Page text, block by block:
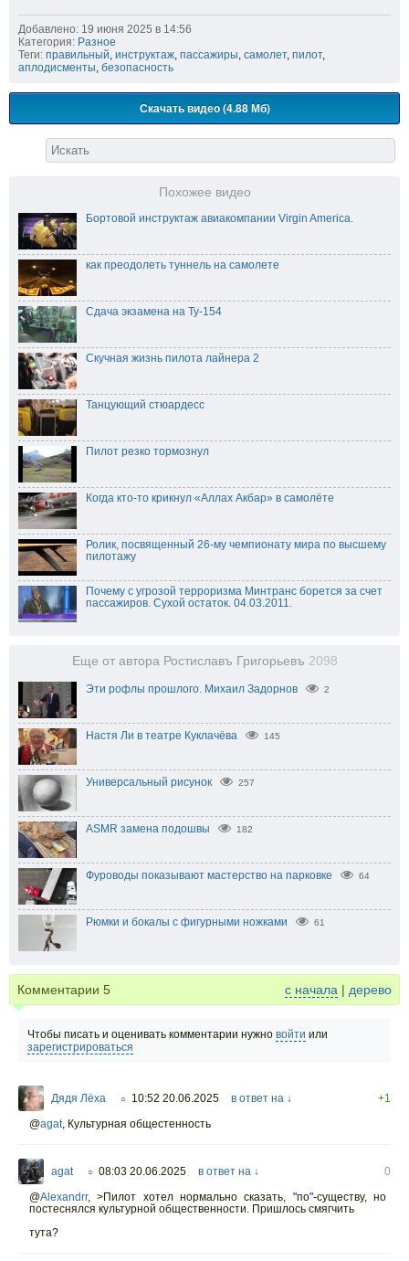
Добавлено: 19 июня 2025 в 14:56
Категория: Разное
Теги: правильный инструктаж пассажиры самолет, пилот,
аплодисменты безопасность
Скачать видео (4.88 Мб)
Похожее видео
Бортовой инструктаж авиакомпании Virgin America.
как преодолеть туннель на самолете
Сдача экзамена на Ту-154
Скучная жизнь пилота лайнера 2
Танцующий стюардесс
Пилот резко тормознул
Когда кто-то крикнул «Аллах Акбар» в самолёте
Ролик, посвященный 26-му чемпионату мира по высшему
пилотажу
Почему с угрозой терроризма Минтранс борется за счет
пассажиров. Сухой остаток. 04.03.2011.
Еще от автора Ростиславъ Григорьевъ 2098
Эти рофлы прошлого. Михаил Задорнов 2
Настя Ли в театре Куклачёва 145
Универсальный рисунок 257
ASMR замена подошвы 182
Фуроводы показывают мастерство на парковке 64
Рюмки и бокалы с фигурными ножками 61
Комментарии 5 с начала | дерево
Чтобы писать и оценивать комментарии нужно войти или
зарегистрироваться
Дядя Лёха ○ 10:52 20.06.2025 в ответ на ↓
+1
@agat, Культурная общестенность
agat ○ 08:03 20.06.2025 в ответ на ↓
0
@Alexandrr, >Пилот хотел нормально сказать, "по"-существу, но
постеснялся культурной общественности. Пришлось смягчить
тута?